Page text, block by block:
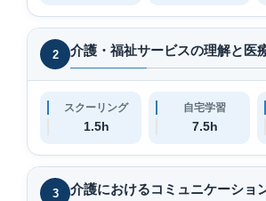
2 介護・福祉サービスの理解と医
スクーリング
1.5h
自宅学習
7.5h
3 介護におけるコミュニケーショ